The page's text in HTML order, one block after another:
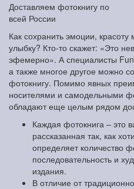
Доставляем фотокнигу по
всей России
Как сохранить эмоции,
улыбку? Кто-то скажет: «Это
эфемерно». А специалисты
а также многое другое можно
фотокнигу. Помимо явных
носителями и самодельными
обладают еще целым рядом
Каждая фотокнига – это
рассказанная так, как
определяет количество
последовательность и
издания.
В отличие от